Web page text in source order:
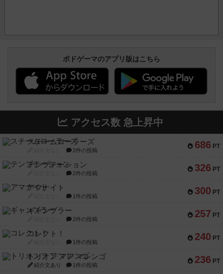
ボドゲーマのアプリ版はこちら
アクセス数 急上昇中
686 PT
スチームローラーズ
2件の投稿
326 PT
テンプテーション
2件の投稿
300 PT
アマナイト
1件の投稿
257 PT
ギャンブラー
2件の投稿
240 PT
コレクト！
1件の投稿
236 PT
トリオンフ ア マレンゴ
紹介文あり 1件の投稿